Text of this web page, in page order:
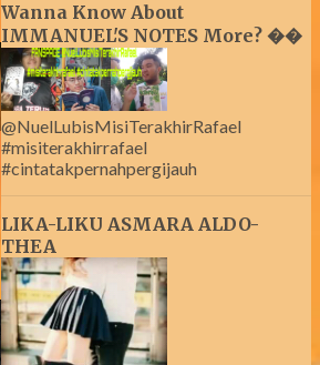
Wanna Know About
IMMANUEL'S NOTES More? ��
@NuelLubisMisiTerakhirRafael
#misiterakhirrafael
#cintatakpernahpergijauh
LIKA-LIKU ASMARA ALDO-
THEA